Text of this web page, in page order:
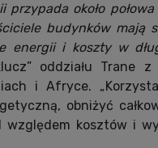
przypada około
budynków mają
energii i koszty w
oddziału Trane
i Afryce.
obniżyć
względem kosztów i